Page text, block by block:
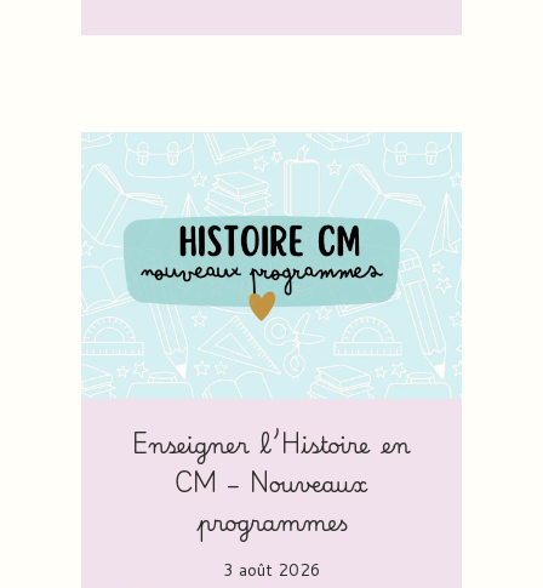
Enseigner l’Histoire en
CM – Nouveaux
programmes
3 août 2026